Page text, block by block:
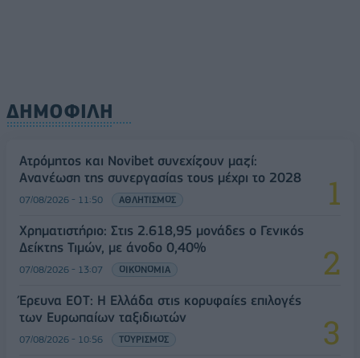
ΔΗΜΟΦΙΛΗ
Ατρόμητος και Novibet συνεχίζουν μαζί:
Ανανέωση της συνεργασίας τους μέχρι το 2028
07/08/2026 - 11:50 ΑΘΛΗΤΙΣΜΟΣ
Χρηματιστήριο: Στις 2.618,95 μονάδες ο Γενικός
Δείκτης Τιμών, με άνοδο 0,40%
07/08/2026 - 13:07 ΟΙΚΟΝΟΜΙΑ
Έρευνα ΕΟΤ: Η Ελλάδα στις κορυφαίες επιλογές
των Ευρωπαίων ταξιδιωτών
07/08/2026 - 10:56 ΤΟΥΡΙΣΜΟΣ